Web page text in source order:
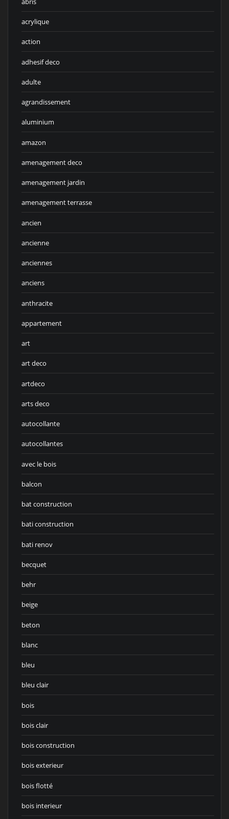
acrylique
action
adhesif deco
adulte
agrandissement
aluminium
amazon
amenagement deco
amenagement jardin
amenagement terrasse
ancien
ancienne
anciennes
anciens
anthracite
appartement
art
art deco
artdeco
arts deco
autocollante
autocollantes
avec le bois
balcon
bat construction
bati construction
bati renov
becquet
behr
beige
beton
blanc
bleu
bleu clair
bois
bois clair
bois construction
bois exterieur
bois flotté
bois interieur